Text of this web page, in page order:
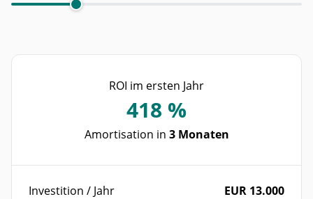
ROI im ersten Jahr
418 %
Amortisation in 3 Monaten
Investition / Jahr
EUR 13.000